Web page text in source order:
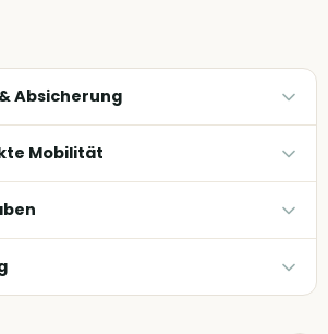
Absicherung
Mobilität